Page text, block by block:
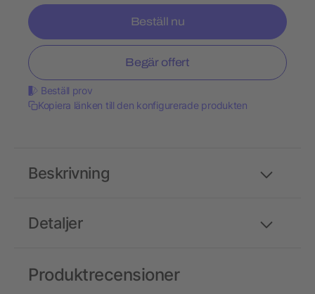
Beställ nu
Begär offert
Beställ prov
Kopiera länken till den konfigurerade produkten
Detaljer
Beskrivning
Produktrecensioner